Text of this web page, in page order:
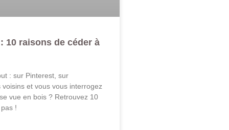
10 raisons de céder à
: sur Pinterest, sur
et vous vous interrogez
vue en bois ? Retrouvez 10
!